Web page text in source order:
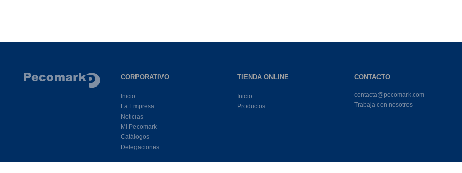
CORPORATIVO
Inicio
La Empresa
Noticias
Mi Pecomark
Catálogos
Delegaciones
TIENDA ONLINE
Inicio
Productos
CONTACTO
contacta@pecomark.com
Trabaja con nosotros